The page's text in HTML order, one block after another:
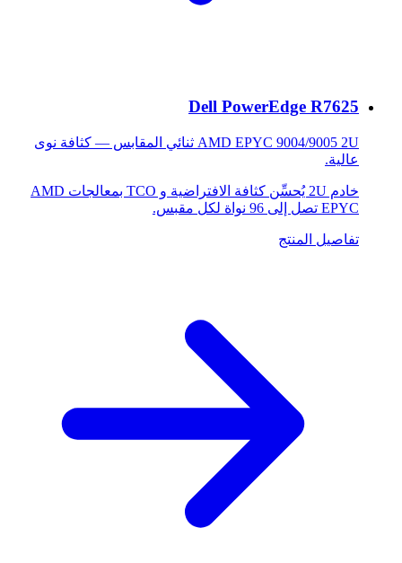
Dell PowerEdge R7625
AMD EPYC 9004/9005 2U ثنائي المقابس — كثافة نوى
عالية.
خادم 2U يُحسِّن كثافة الافتراضية و TCO بمعالجات AMD
EPYC تصل إلى 96 نواة لكل مقبس.
تفاصيل المنتج